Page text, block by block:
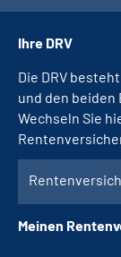
Ihre DRV
Die DRV
und den beiden
Wechseln Sie
Meinen